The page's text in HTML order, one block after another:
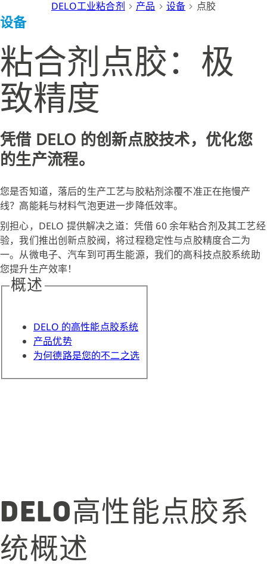
DELO工业粘合剂 产品 设备 点胶
设备
粘合剂点胶：极
致精度
凭借 DELO 的创新点胶技术，优化您
的生产流程。
您是否知道，落后的生产工艺与胶粘剂涂覆不准正在拖慢产
线？高能耗与材料气泡更进一步降低效率。
别担心，DELO 提供解决之道：凭借 60 余年粘合剂及其工艺经
验，我们推出创新点胶阀，将过程稳定性与点胶精度合二为
一。从微电子、汽车到可再生能源，我们的高科技点胶系统助
您提升生产效率！
概述
DELO 的高性能点胶系统
产品优势
为何德路是您的不二之选
DELO高性能点胶系
统概述